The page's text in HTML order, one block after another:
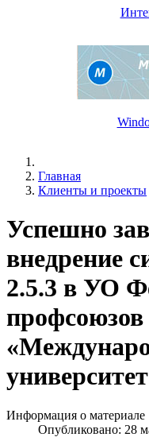
Главная
Клиенты и проекты
Успешно
внедрение
2.5.3 в УО
Информация о материале
Опубликовано: 28